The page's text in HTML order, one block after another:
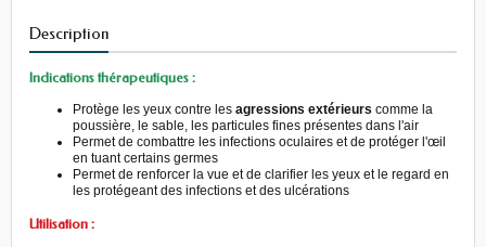
Description
Indications thérapeutiques :
Protège les yeux contre les agressions extérieurs comme la
poussière, le sable, les particules fines présentes dans l'air
Permet de combattre les infections oculaires et de protéger l'œil
en tuant certains germes
Permet de renforcer la vue et de clarifier les yeux et le regard en
les protégeant des infections et des ulcérations
Utilisation :